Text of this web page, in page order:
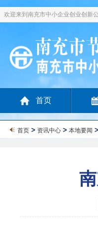
欢迎来到南充市中小企业创业创新
首页
首页 > 资讯中心 > 本地要闻 >